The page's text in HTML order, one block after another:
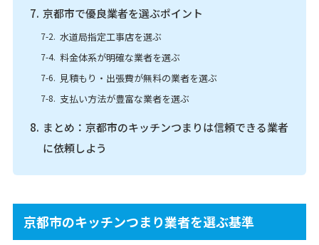
京都市で優良業者を選ぶポイント
水道局指定工事店を選ぶ
料金体系が明確な業者を選ぶ
見積もり・出張費が無料の業者を選ぶ
支払い方法が豊富な業者を選ぶ
まとめ：京都市のキッチンつまりは信頼できる業者
に依頼しよう
京都市のキッチンつまり業者を選ぶ基準